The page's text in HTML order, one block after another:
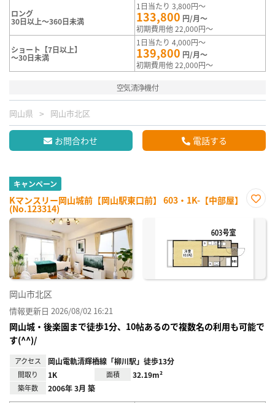
ロング
30日以上～360日未満
1日当たり 3,800円～
133,800 円/月～
初期費用他 22,000円～
ショート【7日以上】
～30日未満
1日当たり 4,000円～
139,800 円/月～
初期費用他 22,000円～
空気清浄機付
岡山県 岡山市北区
お問合わせ 電話する
キャンペーン
Kマンスリー岡山城前【岡山駅東口前】 603・1K-【中部屋】
(No.123314)
に入
岡山市北区
情報更新日 2026/08/02 16:21
岡山城・後楽園まで徒歩1分、10帖あるので複数名の利用も可能で
す(^^)/
アクセス 岡山電軌清輝橋線「柳川駅」徒歩13分
間取り 1K 面積 32.19m²
築年数 2006年 3月 築